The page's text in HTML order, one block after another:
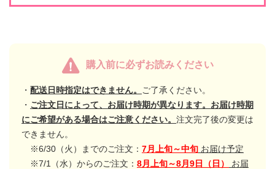
購入前に必ずお読みください
・ 配送日時指定はできません。
ご了承ください。
・ ご注文日によって、お届け時期が異なります。お届け時期
にご希望がある場合はご注意ください。 注文完了後の変更は
できません。
※6/30（火）までのご注文： 7月上旬～中旬 お届け予定
※7/1（水）からのご注文： 8月上旬～8月9日（日）
お届